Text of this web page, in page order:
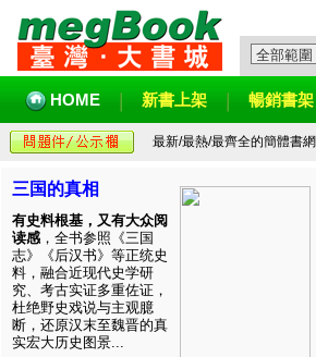
HOME 新書上架 暢銷書架
最新/最熱/最齊全的簡體書網
三国的真相
有史料根基，又有大众阅
读感 ，全书参照《三国
志》《后汉书》等正统史
料，融合近现代史学研
究、考古实证多重佐证，
杜绝野史戏说与主观臆
断，还原汉末至魏晋的真
实宏大历史图景...